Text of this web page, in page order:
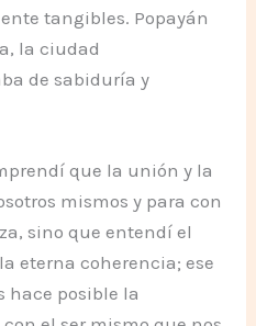
tangibles. Popayán
la ciudad
de sabiduría y
que la unión y la
mismos y para con
sino que entendí el
eterna coherencia; ese
hace posible la